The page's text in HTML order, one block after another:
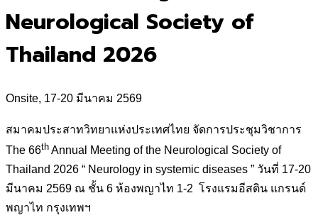
Neurological Society of
Thailand 2026
Onsite, 17-20 มีนาคม 2569
สมาคมประสาทวิทยาแห่งประเทศไทย จัดการประชุมวิชาการ
The 66th Annual Meeting of the Neurological Society of
Thailand 2026 “ Neurology in systemic diseases ” วันที่ 17-20
มีนาคม 2569 ณ ชั้น 6 ห้องพญาไท 1-2 โรงแรมอีสติน แกรนด์
พญาไท กรุงเทพฯ